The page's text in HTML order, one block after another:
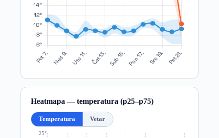
Heatmapa — temperatura (p25–p75)
Temperatura Vetar
25°